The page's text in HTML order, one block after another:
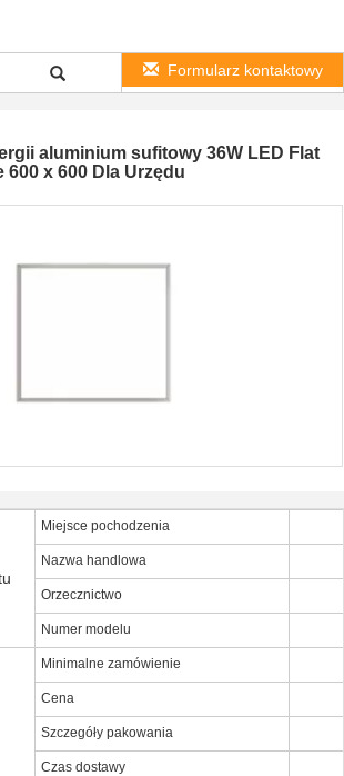
Formularz kontaktowy
aluminium sufitowy 36W LED Flat
600 x 600 Dla Urzędu
Miejsce pochodzenia
Nazwa handlowa
Orzecznictwo
Numer modelu
Minimalne zamówienie
Cena
Szczegóły pakowania
Czas dostawy